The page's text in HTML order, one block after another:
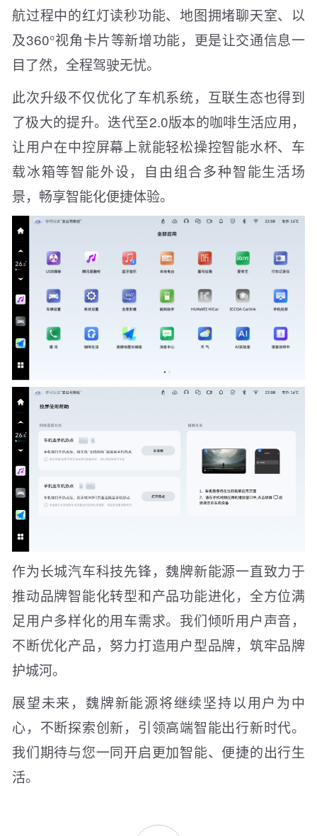
航过程中的红灯读秒功能、地图拥堵聊天室、以
及360°视角卡片等新增功能，更是让交通信息一
目了然，全程驾驶无忧。
此次升级不仅优化了车机系统，互联生态也得到
了极大的提升。迭代至2.0版本的咖啡生活应用，
让用户在中控屏幕上就能轻松操控智能水杯、车
载冰箱等智能外设，自由组合多种智能生活场
景，畅享智能化便捷体验。
作为长城汽车科技先锋，魏牌新能源一直致力于
推动品牌智能化转型和产品功能进化，全方位满
足用户多样化的用车需求。我们倾听用户声音，
不断优化产品，努力打造用户型品牌，筑牢品牌
护城河。
展望未来，魏牌新能源将继续坚持以用户为中
心，不断探索创新，引领高端智能出行新时代。
我们期待与您一同开启更加智能、便捷的出行生
活。